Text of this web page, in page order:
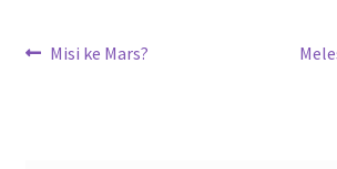
k
Navigasi
Previous
Misi ke Mars?
Next